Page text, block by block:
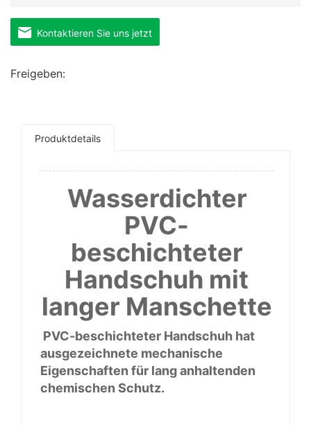
Kontaktieren Sie uns jetzt
Freigeben:
Produktdetails
Wasserdichter
PVC-
beschichteter
Handschuh mit
langer Manschette
PVC-beschichteter Handschuh hat
ausgezeichnete mechanische
Eigenschaften für lang anhaltenden
chemischen Schutz.